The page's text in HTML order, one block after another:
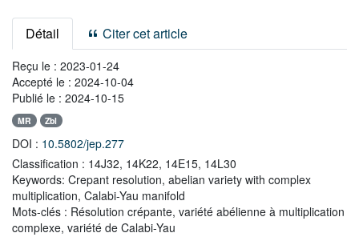
Détail Citer cet article
Reçu le : 2023-01-24
Accepté le : 2024-10-04
Publié le : 2024-10-15
MR Zbl
DOI : 10.5802/jep.277
Classification : 14J32, 14K22, 14E15, 14L30
Keywords: Crepant resolution, abelian variety with complex
multiplication, Calabi-Yau manifold
Mots-clés : Résolution crépante, variété abélienne à multiplication
complexe, variété de Calabi-Yau